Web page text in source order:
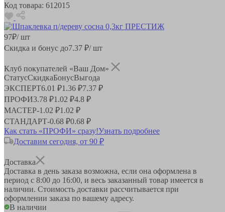
Код товара: 612015
97₽/ шт
Скидка и бонус до7.37 ₽/ шт
Клуб покупателей «Ваш Дом»
СтатусСкидкаБонусВыгода
ЭКСПЕРТ6.01 ₽1.36 ₽7.37 ₽
ПРОФИ3.78 ₽1.02 ₽4.8 ₽
МАСТЕР-1.02 ₽1.02 ₽
СТАНДАРТ-0.68 ₽0.68 ₽
Как стать «ПРОФИ» сразу!Узнать подробнее
Доставим сегодня, от 90 ₽
Доставка
Доставка в день заказа возможна, если она оформлена в
период с 8:00 до 16:00, и весь заказанный товар имеется в
наличии. Стоимость доставки рассчитывается при
оформлении заказа по вашему адресу.
В наличии